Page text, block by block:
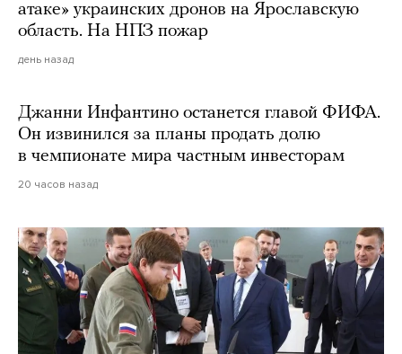
атаке» украинских дронов на Ярославскую
область. На НПЗ пожар
день назад
Джанни Инфантино останется главой ФИФА.
Он извинился за планы продать долю
в чемпионате мира частным инвесторам
20 часов назад